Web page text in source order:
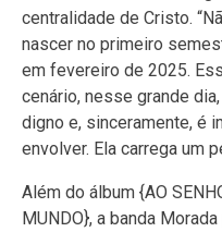
centralidade de Cristo.
nascer no primeiro
em fevereiro de 2025.
cenário, nesse grande
digno e, sinceramente, é
envolver. Ela carrega um
Além do álbum {AO
MUNDO}, a banda